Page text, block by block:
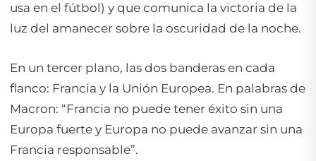
usa en el fútbol) y que comunica la victoria de la
luz del amanecer sobre la oscuridad de la noche.
En un tercer plano, las dos banderas en cada
flanco: Francia y la Unión Europea. En palabras de
Macron: “Francia no puede tener éxito sin una
Europa fuerte y Europa no puede avanzar sin una
Francia responsable”.